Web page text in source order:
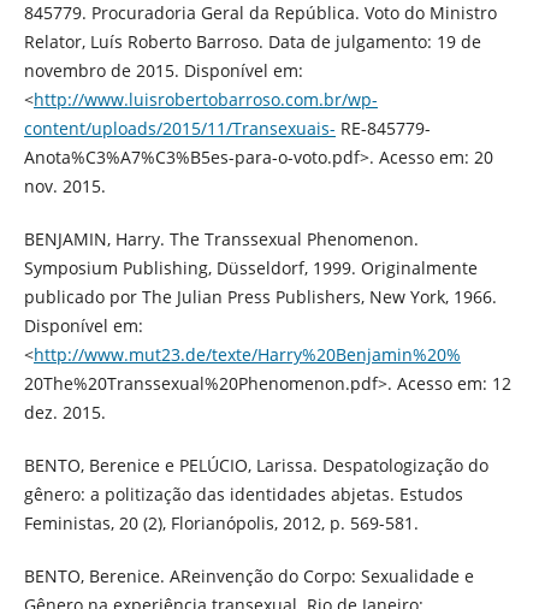
845779. Procuradoria Geral da República. Voto do Ministro
Relator, Luís Roberto Barroso. Data de julgamento: 19 de
novembro de 2015. Disponível em:
<http://www.luisrobertobarroso.com.br/wp-
content/uploads/2015/11/Transexuais- RE-845779-
Anota%C3%A7%C3%B5es-para-o-voto.pdf>. Acesso em: 20
nov. 2015.
BENJAMIN, Harry. The Transsexual Phenomenon.
Symposium Publishing, Düsseldorf, 1999. Originalmente
publicado por The Julian Press Publishers, New York, 1966.
Disponível em:
<http://www.mut23.de/texte/Harry%20Benjamin%20%
20The%20Transsexual%20Phenomenon.pdf>. Acesso em: 12
dez. 2015.
BENTO, Berenice e PELÚCIO, Larissa. Despatologização do
gênero: a politização das identidades abjetas. Estudos
Feministas, 20 (2), Florianópolis, 2012, p. 569-581.
BENTO, Berenice. AReinvenção do Corpo: Sexualidade e